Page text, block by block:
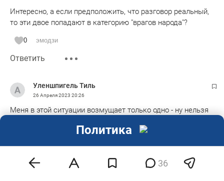
Интересно, а если предположить, что разговор реальный,
то эти двое попадают в категорию "врагов народа"?
0 эмодзи
Ответить
Уленшпигель Тиль
26 Апреля 2023 20:26
Меня в этой ситуации возмущает только одно - ну нельзя
как "олигарх средней руки". Просто очень богатые и всё.
Показать ответы 1Ответить 36
Политика